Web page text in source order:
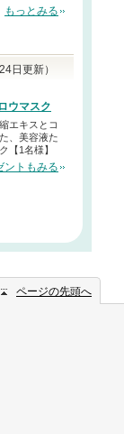
もっとみる
日更新）
ウマスク
エキスとコ
、美容液た
【1名様】
ントもみる
ページの先頭へ